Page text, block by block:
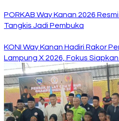
PORKAB Way Kanan 2026
Tangkis Jadi Pembuka
KONI Way Kanan Hadiri Rakor
Lampung X 2026, Fokus